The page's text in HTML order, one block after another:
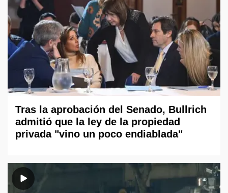
Tras la aprobación del Senado, Bullrich
admitió que la ley de la propiedad
privada "vino un poco endiablada"